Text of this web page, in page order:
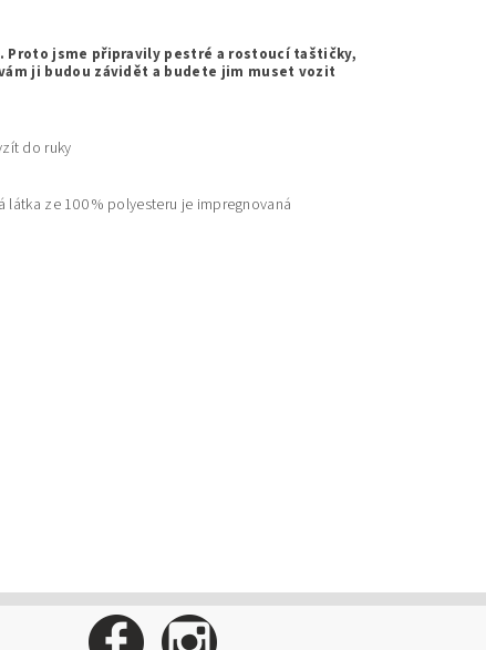
Proto jsme připravily pestré a rostoucí taštičky,
ji budou závidět a budete jim muset vozit
do ruky
ze 100 % polyesteru je impregnovaná